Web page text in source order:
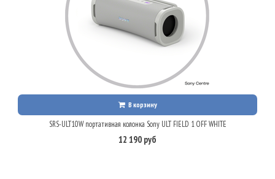
В корзину
SRS-ULT10W портативная колонка Sony ULT FIELD 1 OFF WHITE
12 190 руб